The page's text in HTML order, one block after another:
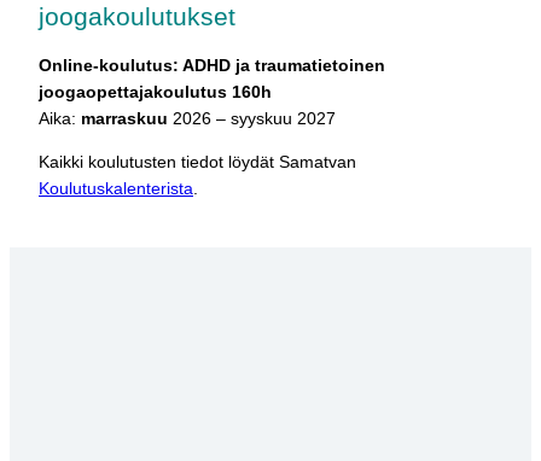
joogakoulutukset
Online-koulutus: ADHD ja traumatietoinen
joogaopettajakoulutus 160h
Aika: marraskuu 2026 – syyskuu 2027
Kaikki koulutusten tiedot löydät Samatvan
Koulutuskalenterista